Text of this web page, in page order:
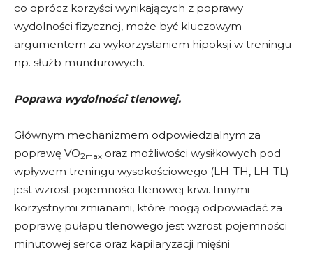
co oprócz korzyści wynikających z poprawy
wydolności fizycznej, może być kluczowym
argumentem za wykorzystaniem hipoksji w treningu
np. służb mundurowych.
Poprawa wydolności tlenowej.
Głównym mechanizmem odpowiedzialnym za
poprawę VO2max oraz możliwości wysiłkowych pod
wpływem treningu wysokościowego (LH-TH, LH-TL)
jest wzrost pojemności tlenowej krwi. Innymi
korzystnymi zmianami, które mogą odpowiadać za
poprawę pułapu tlenowego jest wzrost pojemności
minutowej serca oraz kapilaryzacji mięśni